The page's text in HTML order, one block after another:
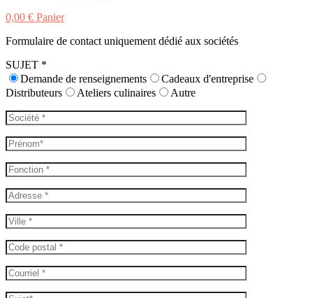
0,00 € Panier
Formulaire de contact uniquement dédié aux sociétés
SUJET *
Demande de renseignements
Cadeaux d'entreprise
Distributeurs
Ateliers culinaires Autre